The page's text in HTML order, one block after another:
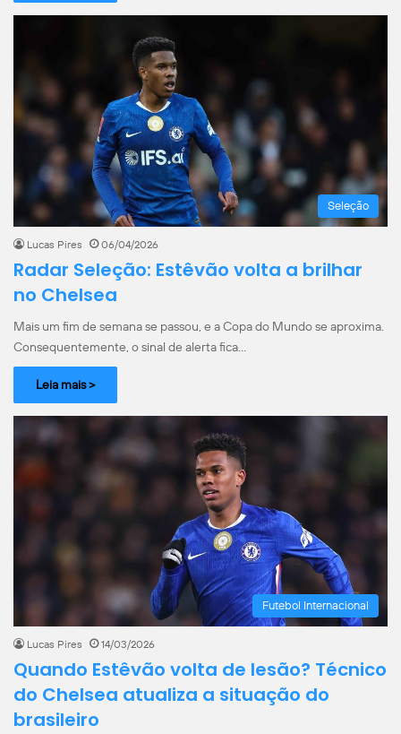
Seleção
Lucas Pires 06/04/2026
Radar Seleção: Estêvão volta a brilhar
no Chelsea
Mais um fim de semana se passou, e a Copa do Mundo se aproxima.
Consequentemente, o sinal de alerta fica…
Leia mais >
Futebol Internacional
Lucas Pires 14/03/2026
Quando Estêvão volta de lesão? Técnico
do Chelsea atualiza a situação do
brasileiro